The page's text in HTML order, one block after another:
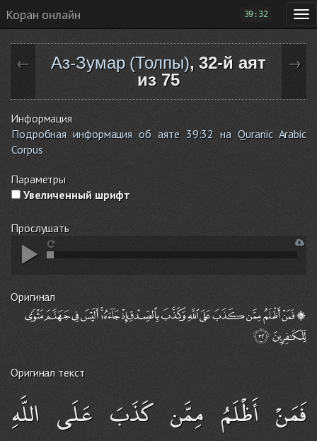
Коран онлайн 39:32
← Аз-Зумар (Толпы), 32-й аят
из 75
→
Информация
Подробная информация об аяте 39:32 на Quranic Arabic
Corpus
Параметры
Увеличенный шрифт
Прослушать
Оригинал
Оригинал текст
فَمَنْ أَظْلَمُ مِمَّن كَذَبَ عَلَى اللَّهِ